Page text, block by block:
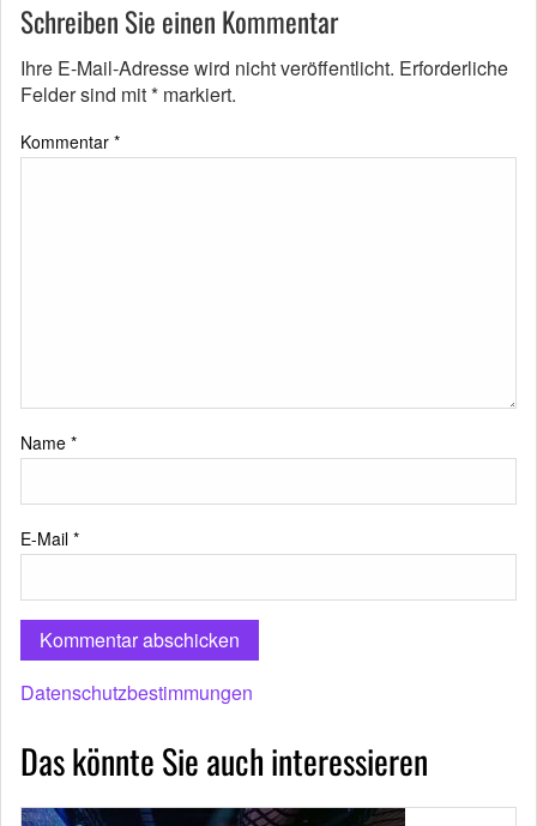
Schreiben Sie einen Kommentar
Ihre E-Mail-Adresse wird nicht veröffentlicht. Erforderliche
Felder sind mit* markiert.
Kommentar *
Name *
E-Mail *
Datenschutzbestimmungen
Das könnte Sie auch interessieren